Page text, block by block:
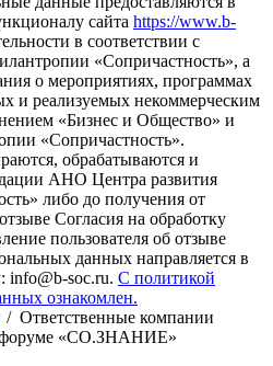
сайта https://www.b-
в соответствии с
«Сопричастность», а
о мероприятиях, программах
и реализуемых некоммерческим
«Бизнес и Общество» и
«Сопричастность».
обрабатываются и
АНО Центра развития
либо до получения от
Согласия на обработку
пользователя об отзыве
данных направляется в
info@b-soc.ru. С политикой
ознакомлен.
/ Ответственные компании
форуме «СО.ЗНАНИЕ»